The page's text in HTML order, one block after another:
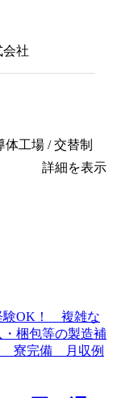
会社
工場 / 交替制
詳細を表示